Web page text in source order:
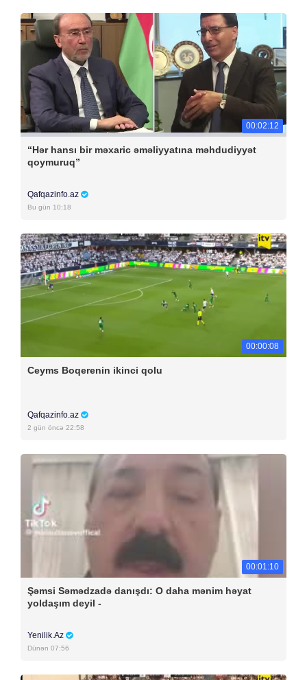
00:02:12
“Hər hansı bir məxaric əməliyyatına məhdudiyyət
qoymuruq”
Qafqazinfo.az
Bu gün 10:18
00:00:08
Ceyms Boqerenin ikinci qolu
Qafqazinfo.az
2 gün öncə 22:58
00:01:10
Şəmsi Səmədzadə danışdı: O daha mənim həyat
yoldaşım deyil -
Yenilik.Az
Dünən 07:56